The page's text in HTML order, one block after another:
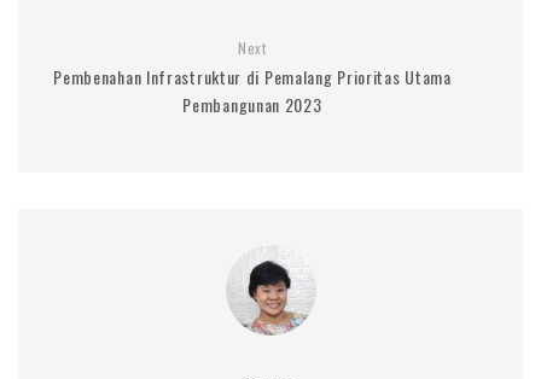
Next
Pembenahan Infrastruktur di Pemalang Prioritas Utama
Pembangunan 2023